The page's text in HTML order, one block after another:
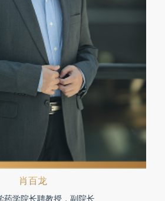
肖百龙
药学院长聘教授，副院长